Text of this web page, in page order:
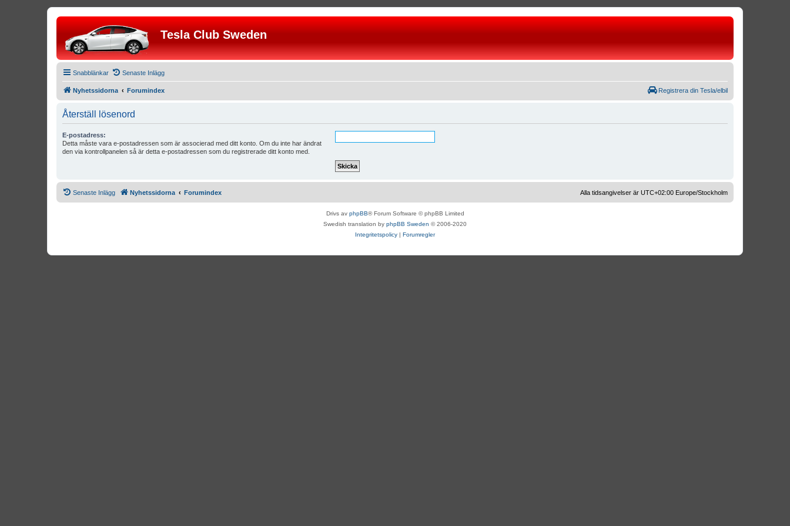
Tesla Club Sweden
Snabblänkar Senaste Inlägg
Nyhetssidorna Forumindex Registrera din Tesla/elbil
Återställ lösenord
E-postadress:
Detta måste vara e-postadressen som är associerad med ditt konto. Om du inte har ändrat
den via kontrollpanelen så är detta e-postadressen som du registrerade ditt konto med.
Senaste Inlägg Nyhetssidorna Forumindex Alla tidsangivelser är UTC+02:00 Europe/Stockholm
Drivs av phpBB® Forum Software © phpBB Limited
Swedish translation by phpBB Sweden © 2006-2020
Integritetspolicy | Forumregler